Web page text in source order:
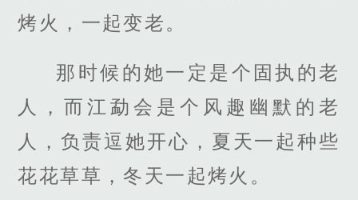
烤火，一起变老。
那时候的她一定是个固执的老
人，而江勐会是个风趣幽默的老
人，负责逗她开心，夏天一起种些
花花草草，冬天一起烤火。